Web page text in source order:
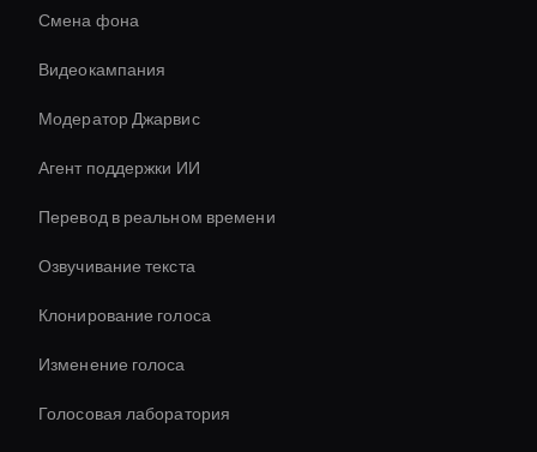
Смена фона
Видеокампания
Модератор Джарвис
Агент поддержки ИИ
Перевод в реальном времени
Озвучивание текста
Клонирование голоса
Изменение голоса
Голосовая лаборатория